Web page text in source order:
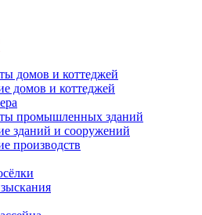
домов и коттеджей
домов и коттеджей
промышленных зданий
зданий и сооружений
производств